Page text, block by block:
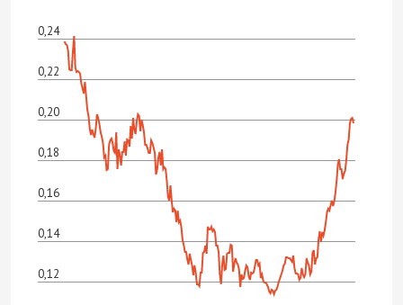
0,12
0,14
0,16
0,18
0,20
0,22
0,24